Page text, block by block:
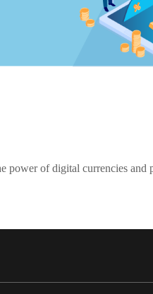
power of digital currencies